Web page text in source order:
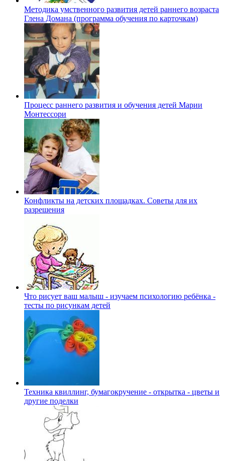
Методика умственного развития детей раннего возраста
Глена Домана (программа обучения по карточкам)
Процесс раннего развития и обучения детей Марии
Монтессори
Конфликты на детских площадках. Советы для их
разрешения
Что рисует ваш малыш - изучаем психологию ребёнка -
тесты по рисункам детей
Техника квиллинг, бумагокручение - открытка - цветы и
другие поделки